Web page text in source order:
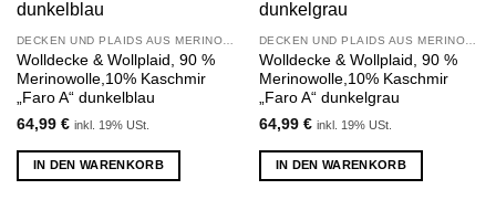
Wolldecke & Wollplaid, 90 %
Merinowolle,10% Kaschmir
„Faro A“ dunkelblau
64,99 € inkl. 19% USt.
IN DEN WARENKORB
Wolldecke & Wollplaid, 90 %
Merinowolle,10% Kaschmir
„Faro A“ dunkelgrau
64,99 € inkl. 19% USt.
IN DEN WARENKORB